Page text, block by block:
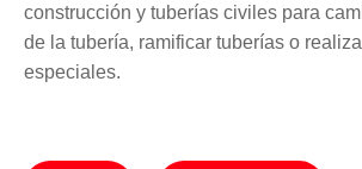
construcción y tuberías civiles para
de la tubería, ramificar tuberías o
especiales.